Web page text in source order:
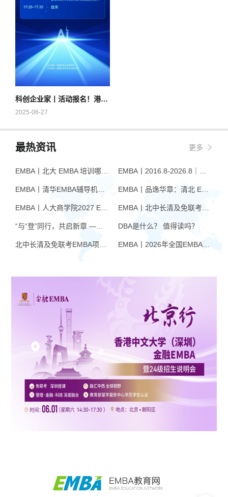
科创企业家丨活动报名！港科大教授揭秘AI影响力法则
2025-06-27
最热资讯 更多
EMBA丨北大 EMBA 培训哪家好？从招生逻辑看选择标准 EMBA丨2016.8-2026.8｜品逸华章EMBA10周年：一群人，一条上岸路
EMBA丨清华EMBA辅导机构推荐：怎么选才不踩坑 EMBA丨品逸华章：清北 EMBA 辅导的学院派实力全景
EMBA丨人大商学院2027 EMBA招生 高额奖学金+前置赋能通道 EMBA丨北中长清及免联考EMBA项目申请时间汇总（7月篇）
“与“登”同行，共启新章 —— 樊登老师与品逸华章团队新年聚会 DBA是什么？ 值得读吗？
北中长清及免联考EMBA项目申请时间汇总（4月篇） EMBA丨2026年全国EMBA学费汇总